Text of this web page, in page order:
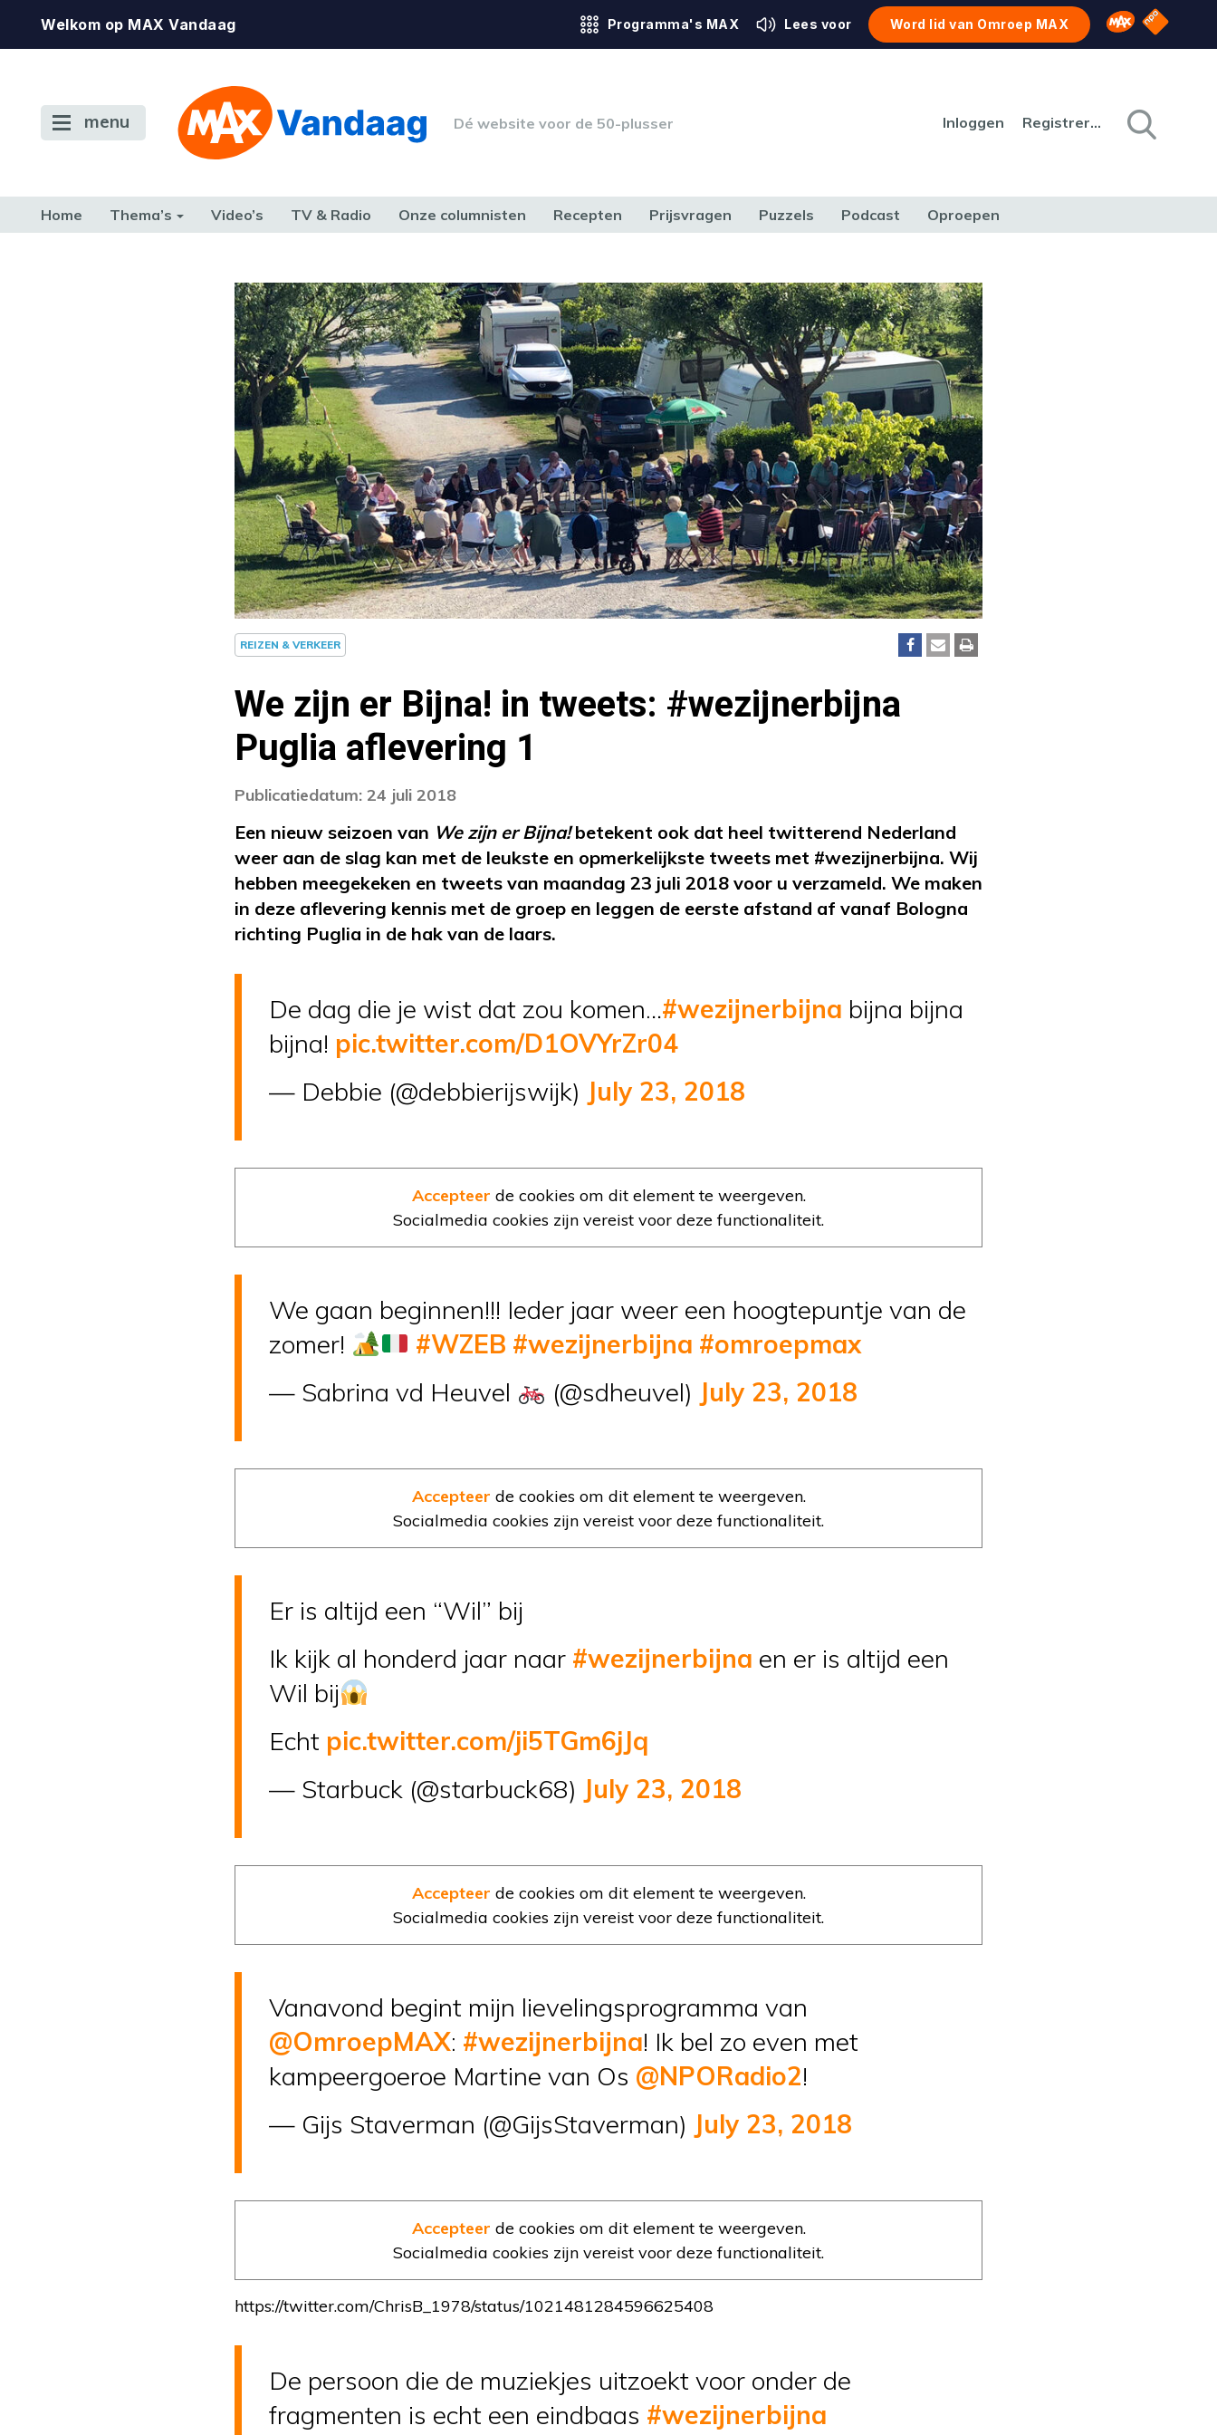
Welkom op MAX Vandaag Programma's MAX Lees voor Word lid van Omroep MAX Omroep MAX
NPO
menu Dé website voor de 50-plusser Inloggen Registreren
Home Thema’s Video’s TV & Radio Onze columnisten Recepten Prijsvragen Puzzels Podcast Oproepen
REIZEN & VERKEER
We zijn er Bijna! in tweets: #wezijnerbijna
Puglia aflevering 1
Publicatiedatum: 24 juli 2018
Een nieuw seizoen van We zijn er Bijna!betekent ook dat heel twitterend Nederland
weer aan de slag kan met de leukste en opmerkelijkste tweets met #wezijnerbijna. Wij
hebben meegekeken en tweets van maandag 23 juli 2018 voor u verzameld. We maken
in deze aflevering kennis met de groep en leggen de eerste afstand af vanaf Bologna
richting Puglia in de hak van de laars.
De dag die je wist dat zou komen…#wezijnerbijna bijna bijna
bijna! pic.twitter.com/D1OVYrZr04
— Debbie (@debbierijswijk) July 23, 2018
Accepteer de cookies om dit element te weergeven.
Socialmedia cookies zijn vereist voor deze functionaliteit.
We gaan beginnen!!! Ieder jaar weer een hoogtepuntje van de
zomer!
#WZEB #wezijnerbijna #omroepmax
— Sabrina vd Heuvel
(@sdheuvel) July 23, 2018
Accepteer de cookies om dit element te weergeven.
Socialmedia cookies zijn vereist voor deze functionaliteit.
Er is altijd een “Wil” bij
Ik kijk al honderd jaar naar #wezijnerbijna en er is altijd een
Wil bij
Echt pic.twitter.com/ji5TGm6jJq
— Starbuck (@starbuck68) July 23, 2018
Accepteer de cookies om dit element te weergeven.
Socialmedia cookies zijn vereist voor deze functionaliteit.
Vanavond begint mijn lievelingsprogramma van
@OmroepMAX: #wezijnerbijna! Ik bel zo even met
kampeergoeroe Martine van Os @NPORadio2!
— Gijs Staverman (@GijsStaverman) July 23, 2018
Accepteer de cookies om dit element te weergeven.
Socialmedia cookies zijn vereist voor deze functionaliteit.
https://twitter.com/ChrisB_1978/status/1021481284596625408
De persoon die de muziekjes uitzoekt voor onder de
fragmenten is echt een eindbaas #wezijnerbijna